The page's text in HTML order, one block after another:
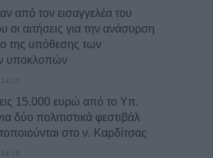
από τον εισαγγελέα του
οι αιτήσεις για την ανάσυρση
της υπόθεσης των
υποκλοπών
15.000 ευρώ από το Υπ.
δύο πολιτιστικά φεστιβάλ
στο ν. Καρδίτσας